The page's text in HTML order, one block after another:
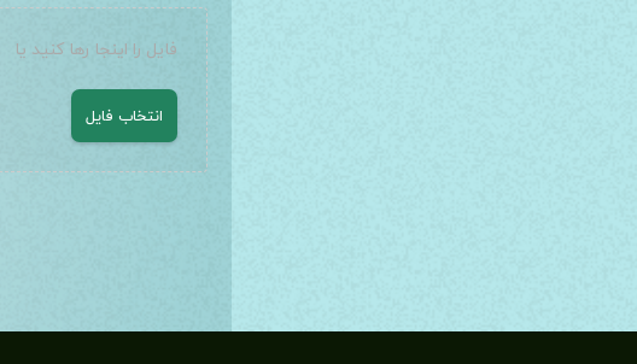
فایل را اینجا رها کنید یا